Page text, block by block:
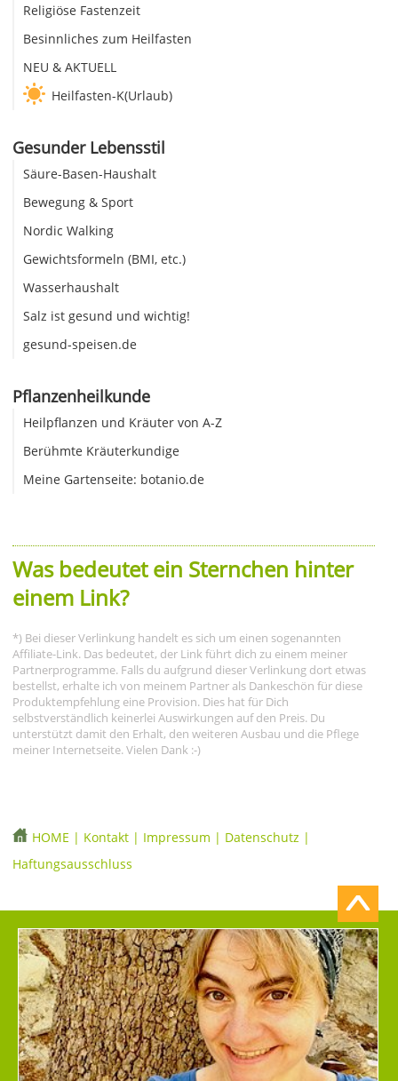
Religiöse Fastenzeit
Besinnliches zum Heilfasten
NEU & AKTUELL
Heilfasten-K(Urlaub)
Gesunder Lebensstil
Säure-Basen-Haushalt
Bewegung & Sport
Nordic Walking
Gewichtsformeln (BMI, etc.)
Wasserhaushalt
Salz ist gesund und wichtig!
gesund-speisen.de
Pflanzenheilkunde
Heilpflanzen und Kräuter von A-Z
Berühmte Kräuterkundige
Meine Gartenseite: botanio.de
Was bedeutet ein Sternchen hinter
einem Link?
*) Bei dieser Verlinkung handelt es sich um einen sogenannten
Affiliate-Link. Das bedeutet, der Link führt dich zu einem meiner
Partnerprogramme. Falls du aufgrund dieser Verlinkung dort etwas
bestellst, erhalte ich von meinem Partner als Dankeschön für diese
Produktempfehlung eine Provision. Dies hat für Dich
selbstverständlich keinerlei Auswirkungen auf den Preis. Du
unterstützt damit den Erhalt, den weiteren Ausbau und die Pflege
meiner Internetseite. Vielen Dank :-)
HOME | Kontakt | Impressum | Datenschutz |
Haftungsausschluss